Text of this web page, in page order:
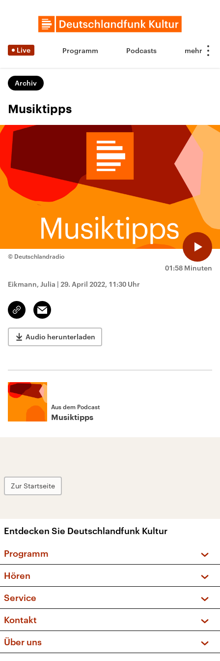
Live Programm Podcasts
Archiv
Musiktipps
01:58 Minuten
© Deutschlandradio
Eikmann, Julia | 29. April 2022, 11:30 Uhr
Link
kopieren/teilen
Email
Audio herunterladen
Aus dem Podcast
Musiktipps
Zur Startseite
Entdecken Sie Deutschlandfunk Kultur
Programm
Sendungen und Podcasts
Musikliste
Kakadu – Das Kinderprogramm
Hören
Frequenzen (UKW + DAB+)
Service
FAQ
Apps
Newsletter
Kontakt
Social Media
Über uns